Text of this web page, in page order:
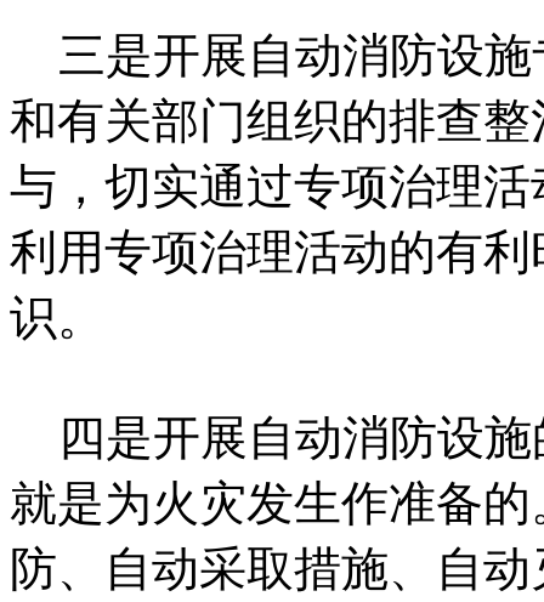
三是开展自动消防设施
和有关部门组织的排查
与，切实通过专项治理
利用专项治理活动的有
识。
四是开展自动消防设施
就是为火灾发生作准备
防、自动采取措施、自